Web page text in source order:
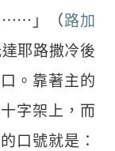
⋯⋯」（路加
耶路撒冷後
。靠著主的
字架上，而
口號就是：